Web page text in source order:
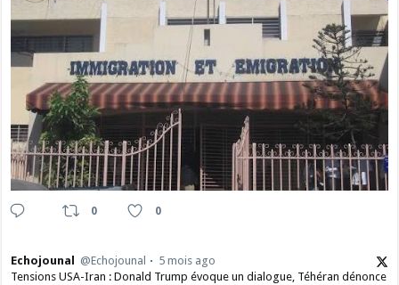
0 0
Echojounal @Echojounal
5 mois ago
Tensions USA-Iran : Donald Trump évoque un dialogue, Téhéran dénonce